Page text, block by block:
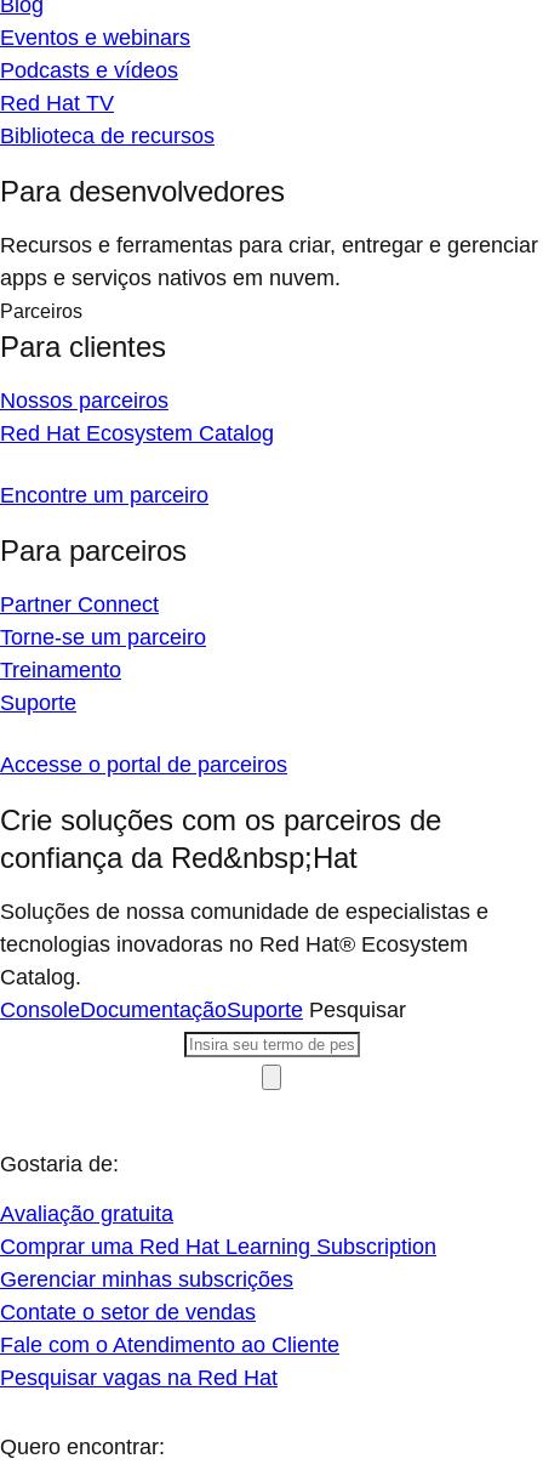
Blog
Eventos e webinars
Podcasts e vídeos
Red Hat TV
Biblioteca de recursos
Para desenvolvedores
Recursos e ferramentas para criar, entregar e gerenciar
apps e serviços nativos em nuvem.
Parceiros
Para clientes
Nossos parceiros
Red Hat Ecosystem Catalog
Encontre um parceiro
Para parceiros
Partner Connect
Torne-se um parceiro
Treinamento
Suporte
Accesse o portal de parceiros
Crie soluções com os parceiros de
confiança da Red&nbsp;Hat
Soluções de nossa comunidade de especialistas e
tecnologias inovadoras no Red Hat® Ecosystem
Catalog.
ConsoleDocumentaçãoSuporte Pesquisar
Gostaria de:
Avaliação gratuita
Comprar uma Red Hat Learning Subscription
Gerenciar minhas subscrições
Contate o setor de vendas
Fale com o Atendimento ao Cliente
Pesquisar vagas na Red Hat
Quero encontrar: